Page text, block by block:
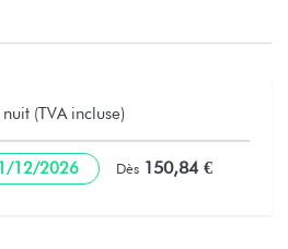
(TVA incluse)
12/2026 Dès 150,84 €